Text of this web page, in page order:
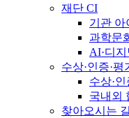
재단 CI
기관 아
과학문
AI·디
수상·인증·
수상·
국내외
찾아오시는 길